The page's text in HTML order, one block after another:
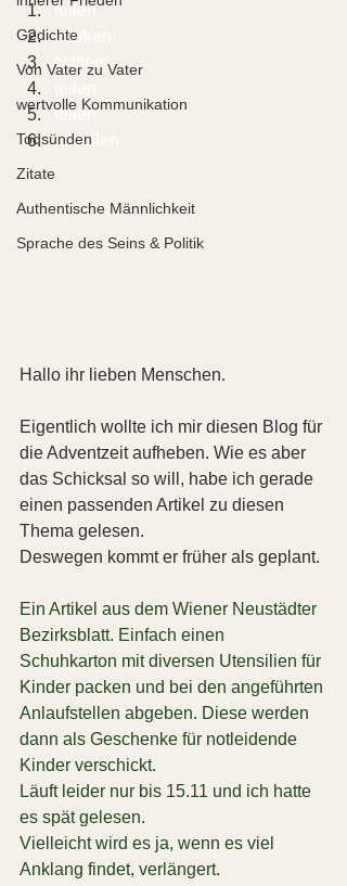
Gedichte
Von Vater zu Vater
wertvolle Kommunikation
Todsünden
Zitate
Authentische Männlichkeit
Sprache des Seins & Politik
teilen
merken
twittern
teilen
mitteilen
Hallo ihr lieben Menschen.
Eigentlich wollte ich mir diesen Blog für
die Adventzeit aufheben. Wie es aber
das Schicksal so will, habe ich gerade
einen passenden Artikel zu diesen
Thema gelesen.
Deswegen kommt er früher als geplant.
Ein Artikel aus dem Wiener Neustädter
Bezirksblatt. Einfach einen
Schuhkarton mit diversen Utensilien für
Kinder packen und bei den angeführten
Anlaufstellen abgeben. Diese werden
dann als Geschenke für notleidende
Kinder verschickt.
Läuft leider nur bis 15.11 und ich hatte
es spät gelesen.
Vielleicht wird es ja, wenn es viel
Anklang findet, verlängert.